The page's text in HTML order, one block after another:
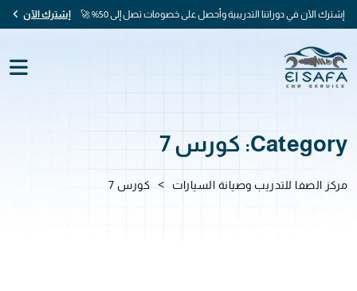
إشترك الآن في دوراتنا التدريبية وأحصل على خصومات تصل إلى 50% 🚀 إشترك الآن
Category: كورس 7
مركز الصفا للتدريب وصيانة السيارات > كورس 7